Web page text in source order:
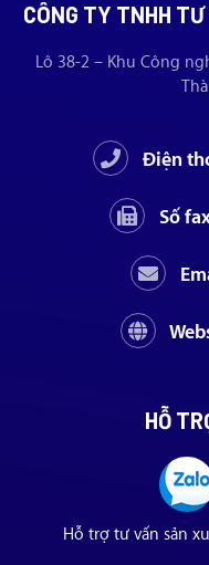
CÔNG TY TNHH
Lô 38-2 – Khu Công
Điện
Số
HỖ
Hỗ trợ tư vấn sản